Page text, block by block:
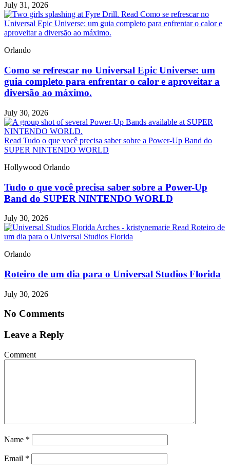
July 31, 2026
Read Como se refrescar no
Universal Epic Universe: um guia completo para enfrentar o calor e
aproveitar a diversão ao máximo.
Orlando
Como se refrescar no Universal Epic Universe: um
guia completo para enfrentar o calor e aproveitar a
diversão ao máximo.
July 30, 2026
Read Tudo o que você precisa saber sobre a Power-Up Band do
SUPER NINTENDO WORLD
Hollywood Orlando
Tudo o que você precisa saber sobre a Power-Up
Band do SUPER NINTENDO WORLD
July 30, 2026
Read Roteiro de
um dia para o Universal Studios Florida
Orlando
Roteiro de um dia para o Universal Studios Florida
July 30, 2026
No Comments
Leave a Reply
Comment
Name *
Email *